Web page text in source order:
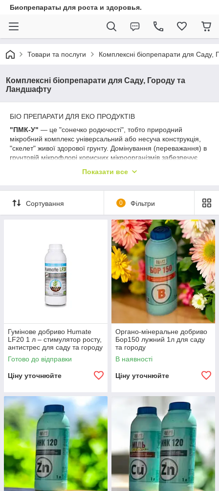
Биопрепараты для роста и здоровья.
Товари та послуги Комплексні біопрепарати для
Комплексні біопрепарати для Саду, Городу та
Ландшафту
БІО ПРЕПАРАТИ ДЛЯ ЕКО ПРОДУКТІВ
"ПМК-У" — це "сонечко родючості", тобто природний
мікробний комплекс універсальний або несуча конструкція,
"скелет" живої здорової грунту. Домінування (переважання) в
грунтовій мікрофлорі корисних мікроорганізмів забезпечує
розвитку рослин, підвищує їх стійкість до захворювань і
«ПМК-РО»
— це диструктор стерні, який допомагає
правильно минерализировать рослинні рештки а також
виступає біо фунгіцидом для придушення патогенної
мікрофлори яка мешкає в грунті і рослинах.
— Біологічний захист рослин від хвороб "БІО-
Показати все
Сортування 0 Фільтри
Гумінове добриво Humate
LF20 1 л – стимулятор росту,
антистрес для саду та городу
Готово до відправки
Ціну уточнюйте
Органо-мінеральне добриво
Бор150 лужний 1л для саду
та городу
В наявності
Ціну уточнюйте